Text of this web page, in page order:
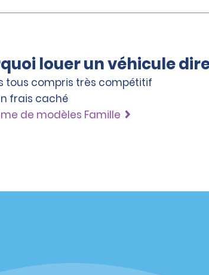
louer un véhicule
tous compris très compétitif
frais caché
de modèles Famille
internationale